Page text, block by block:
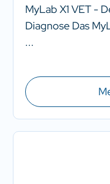
MyLab X1 VET -
Diagnose Das
...